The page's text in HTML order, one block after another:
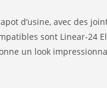
d’usine, avec des
sont Linear-24
un look